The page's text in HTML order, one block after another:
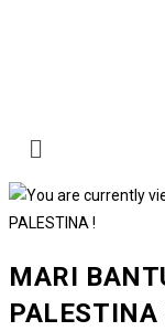
MARI
PALESTINA